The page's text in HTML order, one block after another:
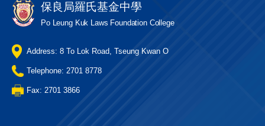
保良局羅氏基金中學
Po Leung Kuk Laws Foundation College
Address: 8 To Lok Road, Tseung Kwan O
Telephone: 2701 8778
Fax: 2701 3866